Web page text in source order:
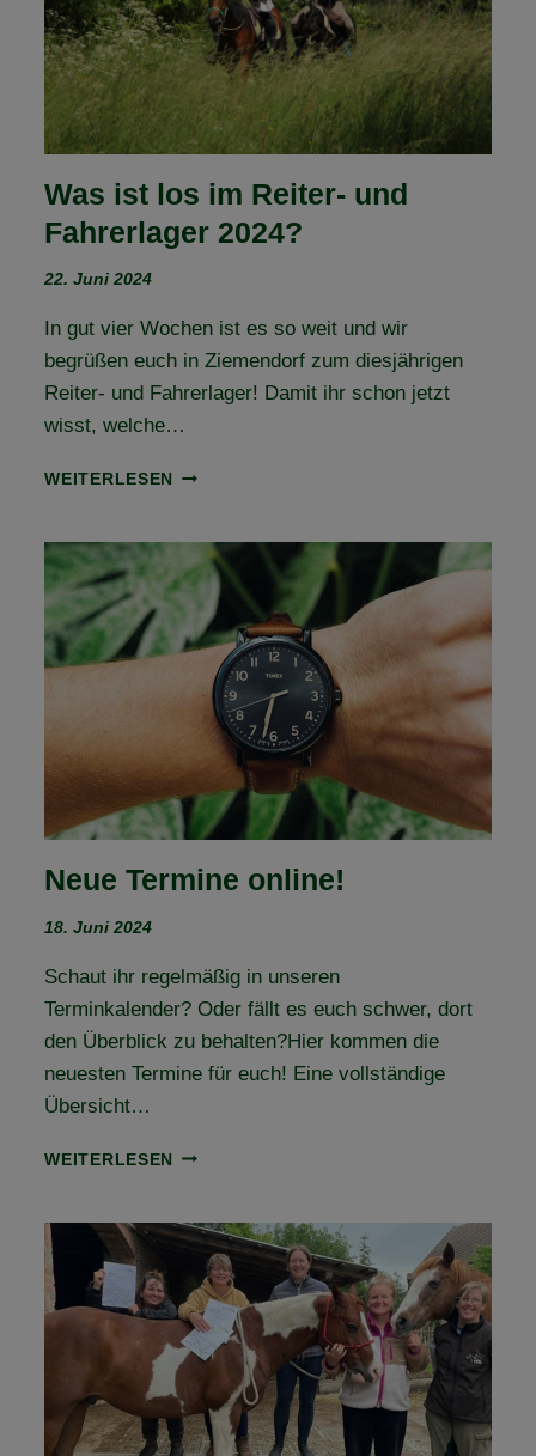
SCHON?
Was ist los im Reiter- und
Fahrerlager 2024?
22. Juni 2024
In gut vier Wochen ist es so weit und wir
begrüßen euch in Ziemendorf zum diesjährigen
Reiter- und Fahrerlager! Damit ihr schon jetzt
wisst, welche…
WEITERLESEN
WAS
REITER-
FAHRERLAGER
2024?
Neue Termine online!
18. Juni 2024
Schaut ihr regelmäßig in unseren
Terminkalender? Oder fällt es euch schwer, dort
den Überblick zu behalten?Hier kommen die
neuesten Termine für euch! Eine vollständige
Übersicht…
WEITERLESEN NEUE